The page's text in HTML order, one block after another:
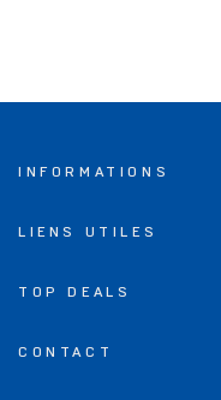
INFORMATIONS
LIENS UTILES
TOP DEALS
CONTACT